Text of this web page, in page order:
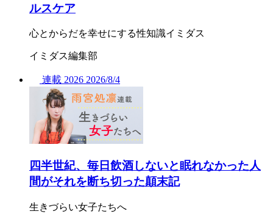
ルスケア
心とからだを幸せにする性知識イミダス
イミダス編集部
連載 2026 2026/8/4
四半世紀、毎日飲酒しないと眠れなかった人
間がそれを断ち切った顛末記
生きづらい女子たちへ